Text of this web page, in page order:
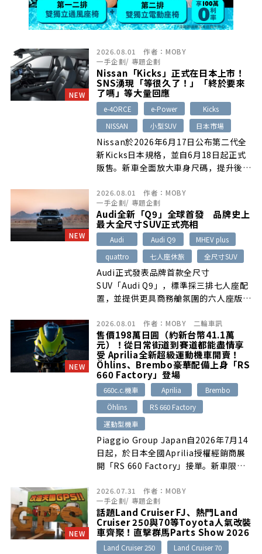
NEW
2026.08.01 作者： MOBY
一手企劃/ 專題企劃
Nissan「Kicks」正式在日本上市！
SNS湧現「等很久了！」「終於要來
了嗎」等大量回應
e-4ORCE e-Power
Kicks
NISSAN
小型SUV 日本市場
Nissan於2026年6月17日公布第二代全
新Kicks日本規格，並自6月18日起正式
販售。新車全面放大車身尺碼，提升後座
種車色，並以日本市場首度採用的第三代
e-POWER搭配新增e-4ORCE四輪驅
動。SNS多數肯定其內外觀質感、油耗與
實用性進化，但也有人在意車高超過部分
機械式停車位限制，以及部分內裝按鍵質
感。
NEW
2026.08.01 作者： MOBY
一手企劃/ 專題企劃
Audi全新「Q9」全球首發 品牌史上
最大全尺寸SUV正式亮相
Audi Audi Q9
MHEV plus
quattro
七人座休旅 全尺寸SUV
Audi正式發表品牌首款全尺寸
SUV「Audi Q9」，標準採三排七人座配
置，並提供更具商務艙氛圍的六人座版
3,140mm，成為Audi史上尺碼最大的量
產車款，並導入曲面數位OLED尾燈、品
牌最大全景天窗、第二排獨立電動座椅與
可自動開閉的電動車門。動力搭載3.0升
V6柴油引擎與MHEV plus輕油電技術，
標配八速Tiptronic及quattro四輪驅
動，德國市場已於2026年7月底開放訂
購，預計第四季開始交車。
NEW
2026.08.01 作者： MOBY 二輪車訊
售價198萬日圓（約新台幣41.1萬
元）！從日常街道到賽道都能盡情享
受 Aprilia全新超級運動機車開賣！
Öhlins、Brembo豪華配備上身「RS
660 Factory」登場
660c.c.機車 Aprilia
Brembo
Öhlins
RS 660 Factory
運動型機車
Piaggio Group Japan自2026年7月14
日起，於日本全國Aprilia授權經銷商展
開「RS 660 Factory」接單。新車限量
缸引擎、全新空力設計、完整APRC電子
控制系統，以及Öhlins前後懸吊等高階
配備，兼顧日常道路與賽道騎乘需求。日
本含稅售價為198萬日圓，約新台幣41.1
萬元。
NEW
2026.07.31 作者： MOBY
一手企劃/ 專題企劃
話題Land Cruiser FJ、熱門Land
Cruiser 250與70等Toyota人氣改裝
車齊聚！直擊群馬Parts Show 2026
Land Cruiser 250 Land Cruiser 70